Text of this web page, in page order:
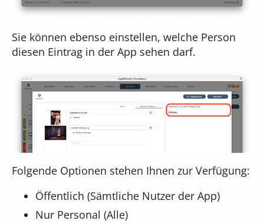
Sie können ebenso einstellen, welche Person
diesen Eintrag in der App sehen darf.
Folgende Optionen stehen Ihnen zur Verfügung:
Öffentlich (Sämtliche Nutzer der App)
Nur Personal (Alle)